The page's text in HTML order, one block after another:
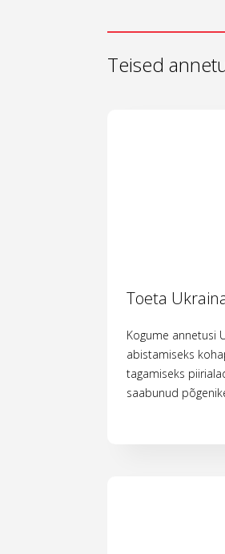
Teised
Toeta
Kogume annetusi
abistamiseks
tagamiseks
saabunud